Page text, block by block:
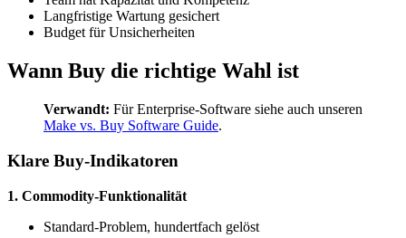
Langfristige Wartung gesichert
Budget für Unsicherheiten
Wann Buy die richtige Wahl ist
Verwandt: Für Enterprise-Software siehe auch unseren
Make vs. Buy Software Guide.
Klare Buy-Indikatoren
1. Commodity-Funktionalität
Standard-Problem, hundertfach gelöst